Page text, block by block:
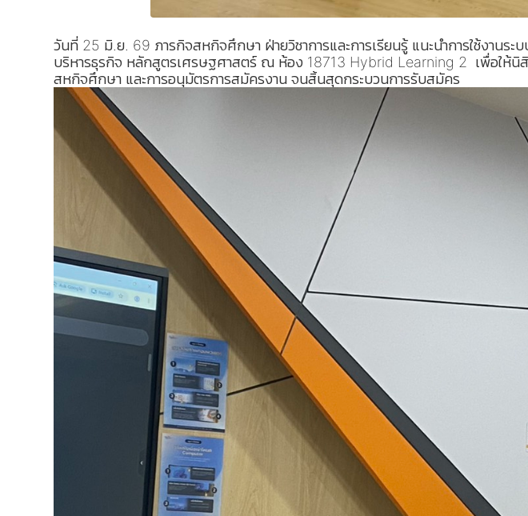
วันที่ 25 มิ.ย. 69 ภารกิจสหกิจศึกษา ฝ่ายวิชาการและการเรียนรู้ แนะนำการใช้งาน
บริหารธุรกิจ หลักสูตรเศรษฐศาสตร์ ณ ห้อง 18713 Hybrid Learning 2 เพื่อให้นิสิต
สหกิจศึกษา และการอนุมัตรการสมัครงาน จนสิ้นสุดกระบวนการรับสมัคร